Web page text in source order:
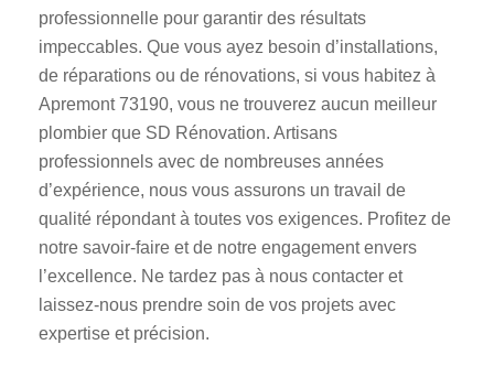
professionnelle pour garantir des résultats
impeccables. Que vous ayez besoin d’installations,
de réparations ou de rénovations, si vous habitez à
Apremont 73190, vous ne trouverez aucun meilleur
plombier que SD Rénovation. Artisans
professionnels avec de nombreuses années
d’expérience, nous vous assurons un travail de
qualité répondant à toutes vos exigences. Profitez de
notre savoir-faire et de notre engagement envers
l’excellence. Ne tardez pas à nous contacter et
laissez-nous prendre soin de vos projets avec
expertise et précision.